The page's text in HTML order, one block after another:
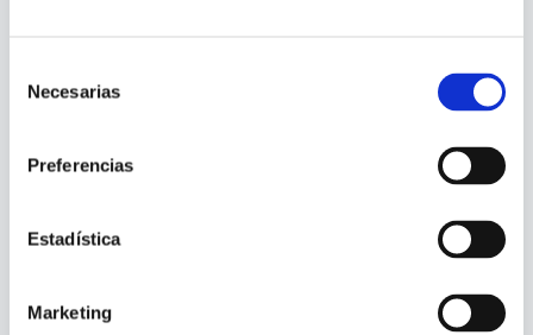
Necesarias
Preferencias
Estadística
Marketing
Variador de frecuencia
Vacon 100 Industrial
propósito general y alta potencia. Trae
Ethernet integrado de fábrica (Modbus TCP,
EtherNet/IP, Profinet I/O) y seguridad
funcional STO. Obinu es distribuidor oficial en